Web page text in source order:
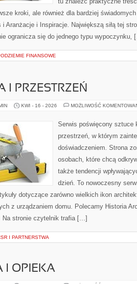
kroki, ale również dla bardziej
i Aranżacje i Inspiracje. Największą siłą tej
ogranicza się do jednego typu wypoczynku,
FINANSOWE
I PRZESTRZEŃ
KWI - 16 - 2026 MOŻLIWOŚĆ
Serwis poświęcony sztuce
przestrzeń, w którym
doświadczeniem. Strona
osobach, które chcą
także tendencji
dzień. To nowoczesny
dotyczące zarówno wielkich ikon
z urządzaniem domu. Polecamy Historia
Na stronie czytelnik trafia […]
I PARTNERSTWA
I OPIEKA